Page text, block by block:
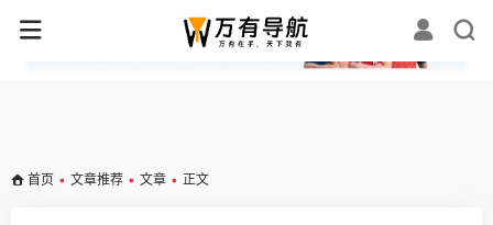
✕
首页 • 文章推荐 • 文章 • 正文